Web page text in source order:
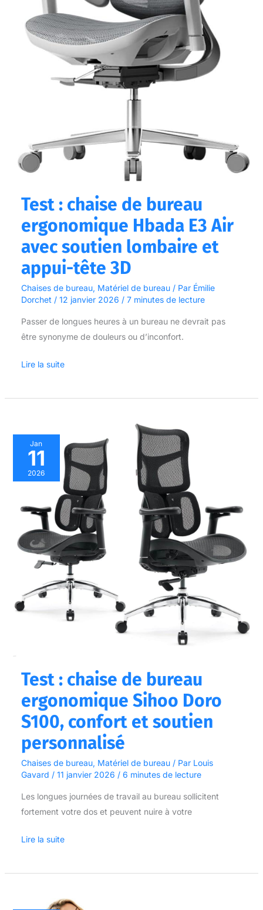
Test : chaise de bureau
ergonomique Hbada E3 Air
avec soutien lombaire et
appui-tête 3D
Chaises de bureau, Matériel de bureau/ Par Émilie
Dorchet / 12 janvier 2026 / 7 minutes de lecture
Passer de longues heures à un bureau ne devrait pas
être synonyme de douleurs ou d’inconfort.
appui-
tête
Lire la suite
Jan
11
2026
Test : chaise de bureau
ergonomique Sihoo Doro
S100, confort et soutien
personnalisé
Chaises de bureau, Matériel de bureau/ Par Louis
Gavard / 11 janvier 2026 / 6 minutes de lecture
Les longues journées de travail au bureau sollicitent
fortement votre dos et peuvent nuire à votre
Test
chaise
ergonomique
Sihoo
Doro
S100,
et
soutien
personnalisé
Lire la suite